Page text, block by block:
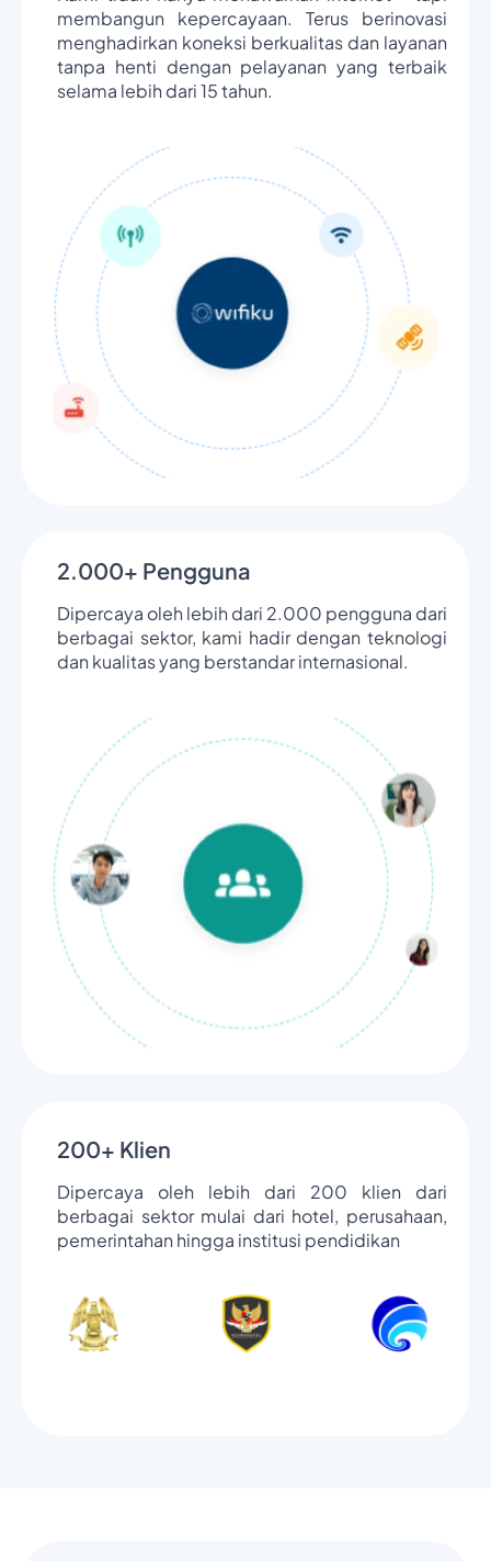
membangun kepercayaan. Terus berinovasi
menghadirkan koneksi berkualitas dan layanan
tanpa henti dengan pelayanan yang terbaik
selama lebih dari 15 tahun.
2.000+ Pengguna
Dipercaya oleh lebih dari 2.000 pengguna dari
berbagai sektor, kami hadir dengan teknologi
dan kualitas yang berstandar internasional.
200+ Klien
Dipercaya oleh lebih dari 200 klien dari
berbagai sektor mulai dari hotel, perusahaan,
pemerintahan hingga institusi pendidikan